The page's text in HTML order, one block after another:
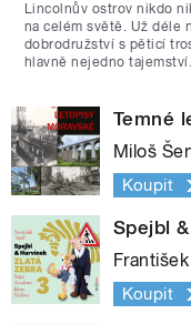
Lincolnův ostrov nikdo
na celém světě. Už déle
dobrodružství s pěticí
hlavně nejedno tajemství.
Temné
Miloš
Koupit
Spejbl
Koupit